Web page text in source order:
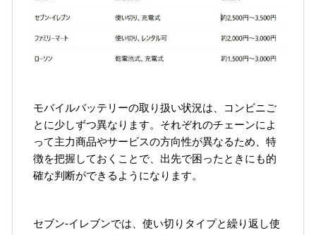
モバイルバッテリーの取り扱い状況は、コンビニご
とに少しずつ異なります。それぞれのチェーンによ
って主力商品やサービスの方向性が異なるため、特
徴を把握しておくことで、出先で困ったときにも的
確な判断ができるようになります。
セブン-イレブンでは、使い切りタイプと繰り返し使